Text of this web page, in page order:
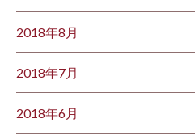
2018年8月
2018年7月
2018年6月